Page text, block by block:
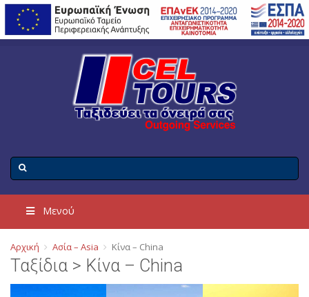
Μενού
Αρχική Ασία – Asia Κίνα – China
Ταξίδια > Κίνα – China